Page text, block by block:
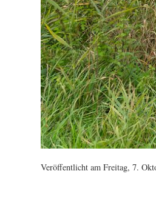
Veröffentlicht am Freitag, 7.